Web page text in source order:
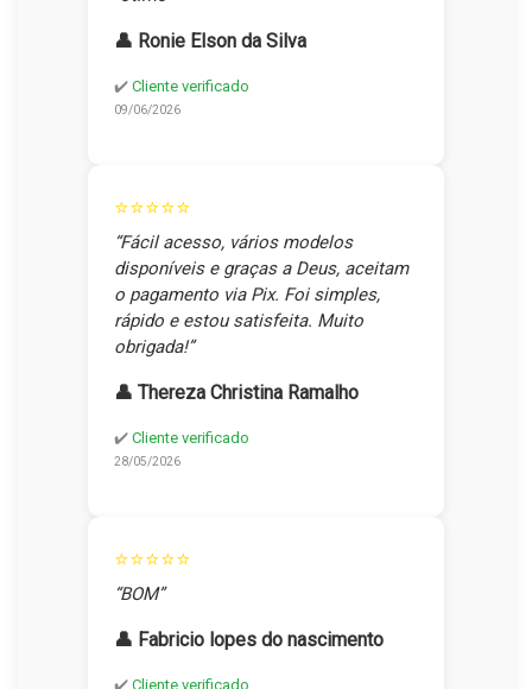
👤 Ronie Elson da Silva
✔️ Cliente verificado
09/06/2026
⭐⭐⭐⭐⭐
“Fácil acesso, vários modelos
disponíveis e graças a Deus, aceitam
o pagamento via Pix. Foi simples,
rápido e estou satisfeita. Muito
obrigada!”
👤 Thereza Christina Ramalho
✔️ Cliente verificado
28/05/2026
⭐⭐⭐⭐⭐
“BOM”
👤 Fabricio lopes do nascimento
✔️ Cliente verificado